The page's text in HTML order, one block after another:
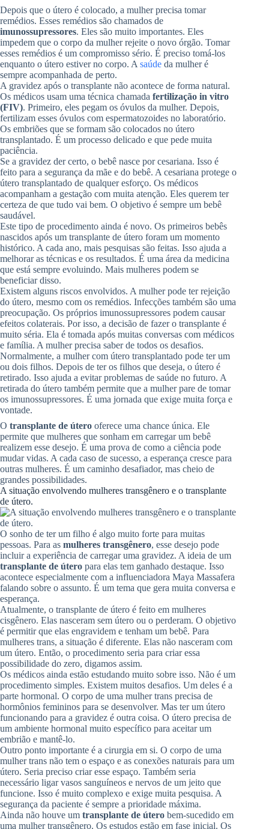
Depois que o útero é colocado, a mulher precisa tomar
remédios. Esses remédios são chamados de
imunossupressores. Eles são muito importantes. Eles
impedem que o corpo da mulher rejeite o novo órgão. Tomar
esses remédios é um compromisso sério. É preciso tomá-los
enquanto o útero estiver no corpo. A saúde da mulher é
sempre acompanhada de perto.
A gravidez após o transplante não acontece de forma natural.
Os médicos usam uma técnica chamada fertilização in vitro
(FIV). Primeiro, eles pegam os óvulos da mulher. Depois,
fertilizam esses óvulos com espermatozoides no laboratório.
Os embriões que se formam são colocados no útero
transplantado. É um processo delicado e que pede muita
paciência.
Se a gravidez der certo, o bebê nasce por cesariana. Isso é
feito para a segurança da mãe e do bebê. A cesariana protege o
útero transplantado de qualquer esforço. Os médicos
acompanham a gestação com muita atenção. Eles querem ter
certeza de que tudo vai bem. O objetivo é sempre um bebê
saudável.
Este tipo de procedimento ainda é novo. Os primeiros bebês
nascidos após um transplante de útero foram um momento
histórico. A cada ano, mais pesquisas são feitas. Isso ajuda a
melhorar as técnicas e os resultados. É uma área da medicina
que está sempre evoluindo. Mais mulheres podem se
beneficiar disso.
Existem alguns riscos envolvidos. A mulher pode ter rejeição
do útero, mesmo com os remédios. Infecções também são uma
preocupação. Os próprios imunossupressores podem causar
efeitos colaterais. Por isso, a decisão de fazer o transplante é
muito séria. Ela é tomada após muitas conversas com médicos
e família. A mulher precisa saber de todos os desafios.
Normalmente, a mulher com útero transplantado pode ter um
ou dois filhos. Depois de ter os filhos que deseja, o útero é
retirado. Isso ajuda a evitar problemas de saúde no futuro. A
retirada do útero também permite que a mulher pare de tomar
os imunossupressores. É uma jornada que exige muita força e
vontade.
O transplante de útero oferece uma chance única. Ele
permite que mulheres que sonham em carregar um bebê
realizem esse desejo. É uma prova de como a ciência pode
mudar vidas. A cada caso de sucesso, a esperança cresce para
outras mulheres. É um caminho desafiador, mas cheio de
grandes possibilidades.
A situação envolvendo mulheres transgênero e o transplante
de útero.
O sonho de ter um filho é algo muito forte para muitas
pessoas. Para as mulheres transgênero, esse desejo pode
incluir a experiência de carregar uma gravidez. A ideia de um
transplante de útero para elas tem ganhado destaque. Isso
acontece especialmente com a influenciadora Maya Massafera
falando sobre o assunto. É um tema que gera muita conversa e
esperança.
Atualmente, o transplante de útero é feito em mulheres
cisgênero. Elas nasceram sem útero ou o perderam. O objetivo
é permitir que elas engravidem e tenham um bebê. Para
mulheres trans, a situação é diferente. Elas não nasceram com
um útero. Então, o procedimento seria para criar essa
possibilidade do zero, digamos assim.
Os médicos ainda estão estudando muito sobre isso. Não é um
procedimento simples. Existem muitos desafios. Um deles é a
parte hormonal. O corpo de uma mulher trans precisa de
hormônios femininos para se desenvolver. Mas ter um útero
funcionando para a gravidez é outra coisa. O útero precisa de
um ambiente hormonal muito específico para aceitar um
embrião e mantê-lo.
Outro ponto importante é a cirurgia em si. O corpo de uma
mulher trans não tem o espaço e as conexões naturais para um
útero. Seria preciso criar esse espaço. Também seria
necessário ligar vasos sanguíneos e nervos de um jeito que
funcione. Isso é muito complexo e exige muita pesquisa. A
segurança da paciente é sempre a prioridade máxima.
Ainda não houve um transplante de útero bem-sucedido em
uma mulher transgênero. Os estudos estão em fase inicial. Os